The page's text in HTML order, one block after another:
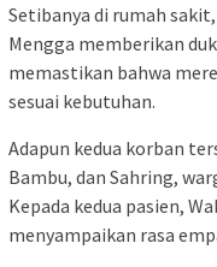
Setibanya di rumah
Mengga memberikan
memastikan bahwa
sesuai kebutuhan.
Adapun kedua korban
Bambu, dan Sahring,
Kepada kedua pasien,
menyampaikan rasa